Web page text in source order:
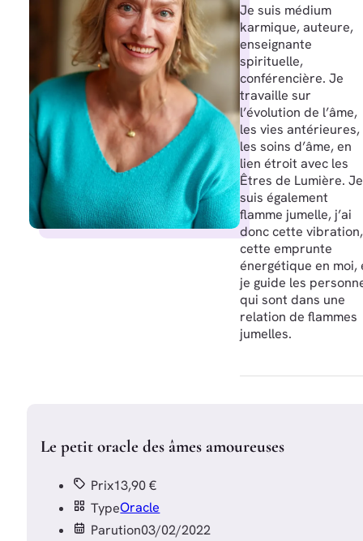
Je suis médium
karmique, auteure,
enseignante
spirituelle,
conférencière. Je
travaille sur
l’évolution de l’âme,
les vies antérieures,
les soins d’âme, en
lien étroit avec les
Êtres de Lumière. Je
suis également
flamme jumelle, j’ai
donc cette vibration,
cette emprunte
énergétique en moi,
je guide les
qui sont dans une
relation de flammes
jumelles.
Le petit oracle des âmes amoureuses
Prix13,90 €
TypeOracle
Parution03/02/2022